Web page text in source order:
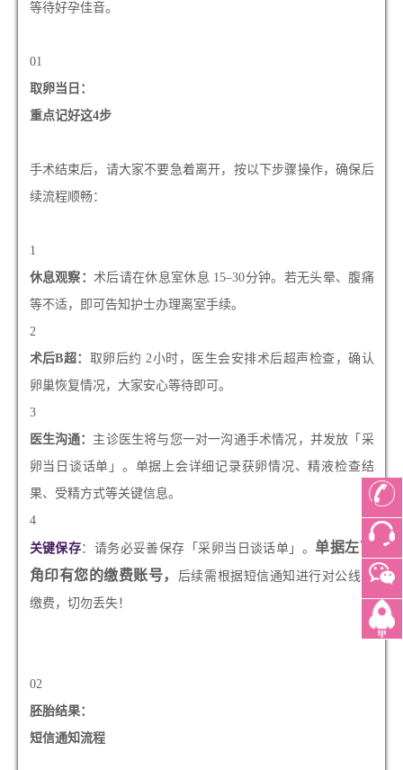
等待好孕佳音。
01
取卵当日：
重点记好这4步
手术结束后，请大家不要急着离开，按以下步骤操作，确保后
续流程顺畅：
1
休息观察：术后请在休息室休息 15–30分钟。若无头晕、腹痛
等不适，即可告知护士办理离室手续。
2
术后B超： 取卵后约 2小时，医生会安排术后超声检查，确认
卵巢恢复情况，大家安心等待即可。
3
医生沟通： 主诊医生将与您一对一沟通手术情况，并发放「采
卵当日谈话单」。单据上会详细记录获卵情况、精液检查结
果、受精方式等关键信息。
4
关键保存：请务必妥善保存「采卵当日谈话单」。 单据左下
角印有您的缴费账号，
后续需根据短信通知进行对公线上
缴费，切勿丢失！
02
胚胎结果：
短信通知流程